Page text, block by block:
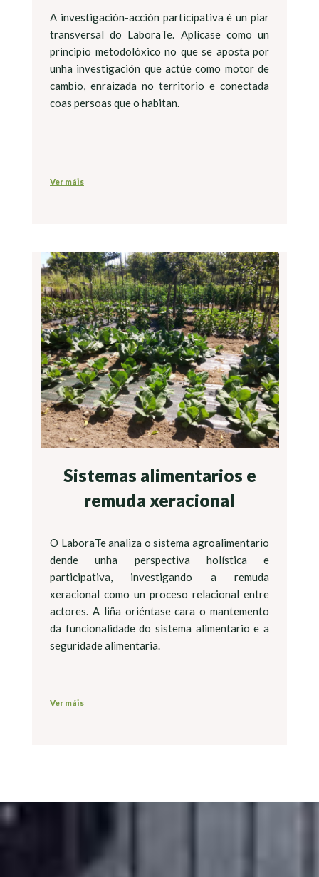
A investigación-acción participativa é un piar
transversal do LaboraTe. Aplícase como un
principio metodolóxico no que se aposta por
unha investigación que actúe como motor de
cambio, enraizada no territorio e conectada
coas persoas que o habitan.
Ver máis
Sistemas alimentarios e
remuda xeracional
O LaboraTe analiza o sistema agroalimentario
dende unha perspectiva holística e
participativa, investigando a remuda
xeracional como un proceso relacional entre
actores. A liña oriéntase cara o mantemento
da funcionalidade do sistema alimentario e a
seguridade alimentaria.
Ver máis